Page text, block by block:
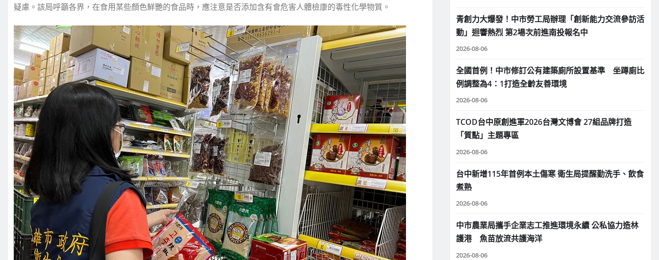
疑慮。該局呼籲各界，在食用某些顏色鮮艷的食品時，應注意是否添加含有會危害人體檢康的毒性化學物質。
青創力大爆發！中市勞工局辦理「創新能力交流參訪活
動」迴響熱烈 第2場次前進南投報名中
2026-08-06
全國首例！中市修訂公有建築廁所設置基準 坐蹲廁比
例調整為4：1打造全齡友善環境
2026-08-06
TCOD台中原創進軍2026台灣文博會 27組品牌打造
「質點」主題專區
2026-08-06
台中新增115年首例本土傷寒 衛生局提醒勤洗手、飲食
煮熟
2026-08-06
中市農業局攜手企業志工推進環境永續 公私協力造林
護港 魚苗放流共護海洋
2026-08-06